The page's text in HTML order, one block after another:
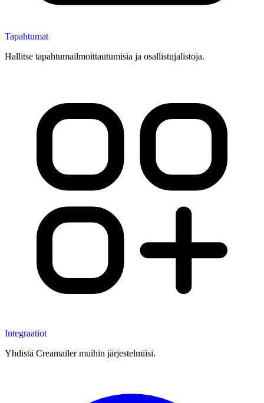
Tapahtumat
Hallitse tapahtumailmoittautumisia ja osallistujalistoja.
Integraatiot
Yhdistä Creamailer muihin järjestelmiisi.